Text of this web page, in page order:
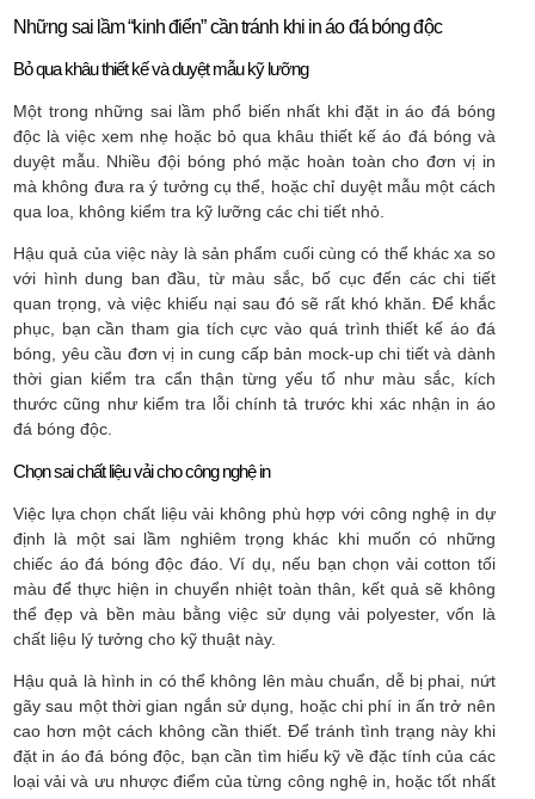
Những sai lầm “kinh điển” cần tránh khi in áo đá bóng độc
Bỏ qua khâu thiết kế và duyệt mẫu kỹ lưỡng
Một trong những sai lầm phổ biến nhất khi đặt in áo đá bóng
độc là việc xem nhẹ hoặc bỏ qua khâu thiết kế áo đá bóng và
duyệt mẫu. Nhiều đội bóng phó mặc hoàn toàn cho đơn vị in
mà không đưa ra ý tưởng cụ thể, hoặc chỉ duyệt mẫu một cách
qua loa, không kiểm tra kỹ lưỡng các chi tiết nhỏ.
Hậu quả của việc này là sản phẩm cuối cùng có thể khác xa so
với hình dung ban đầu, từ màu sắc, bố cục đến các chi tiết
quan trọng, và việc khiếu nại sau đó sẽ rất khó khăn. Để khắc
phục, bạn cần tham gia tích cực vào quá trình thiết kế áo đá
bóng, yêu cầu đơn vị in cung cấp bản mock-up chi tiết và dành
thời gian kiểm tra cẩn thận từng yếu tố như màu sắc, kích
thước cũng như kiểm tra lỗi chính tả trước khi xác nhận in áo
đá bóng độc.
Chọn sai chất liệu vải cho công nghệ in
Việc lựa chọn chất liệu vải không phù hợp với công nghệ in dự
định là một sai lầm nghiêm trọng khác khi muốn có những
chiếc áo đá bóng độc đáo. Ví dụ, nếu bạn chọn vải cotton tối
màu để thực hiện in chuyển nhiệt toàn thân, kết quả sẽ không
thể đẹp và bền màu bằng việc sử dụng vải polyester, vốn là
chất liệu lý tưởng cho kỹ thuật này.
Hậu quả là hình in có thể không lên màu chuẩn, dễ bị phai, nứt
gãy sau một thời gian ngắn sử dụng, hoặc chi phí in ấn trở nên
cao hơn một cách không cần thiết. Để tránh tình trạng này khi
đặt in áo đá bóng độc, bạn cần tìm hiểu kỹ về đặc tính của các
loại vải và ưu nhược điểm của từng công nghệ in, hoặc tốt nhất